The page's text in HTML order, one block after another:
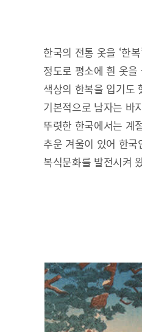
한국의 전통 옷을 ‘한
정도로 평소에 흰 옷
색상의 한복을 입기도
기본적으로 남자는 바
뚜렷한 한국에서는 계
추운 겨울이 있어 한
복식문화를 발전시켜